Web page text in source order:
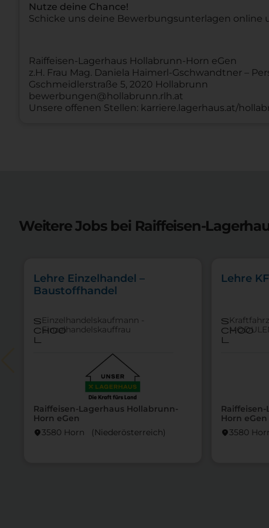
Nutze deine Chance!
Schicke uns deine Bewerbungsunterlagen online
Raiffeisen-Lagerhaus Hollabrunn-Horn eGen
z.H. Frau Mag. Daniela Haimerl-Gschwandtner –
Gschmeidlerstraße 5, 2020 Hollabrunn
bewerbungen@hollabrunn.rlh.at
Unsere offenen Stellen: karriere.lagerhaus.at/
Weitere Jobs bei Raiffeisen-
Raiffeisen-Lagerhaus Hollabrunn-
Horn eGen
location_on3580 Horn (Nieder­österreich)
Lehre Einzelhandel –
Baustoffhandel
s
choo
l
Einzelhandelskaufmann -
Einzelhandelskauffrau
Horn eGen
location_on3580
Lehre
s
choo
l